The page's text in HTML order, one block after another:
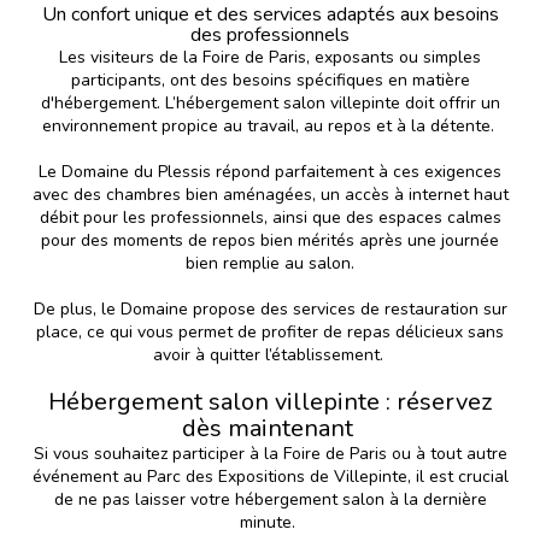
Un confort unique et des services adaptés aux besoins
des professionnels
Les visiteurs de la Foire de Paris, exposants ou simples
participants, ont des besoins spécifiques en matière
d'hébergement. L’hébergement salon villepinte doit offrir un
environnement propice au travail, au repos et à la détente.
Le Domaine du Plessis répond parfaitement à ces exigences
avec des chambres bien aménagées, un accès à internet haut
débit pour les professionnels, ainsi que des espaces calmes
pour des moments de repos bien mérités après une journée
bien remplie au salon.
De plus, le Domaine propose des services de restauration sur
place, ce qui vous permet de profiter de repas délicieux sans
avoir à quitter l’établissement.
Hébergement salon villepinte : réservez
dès maintenant
Si vous souhaitez participer à la Foire de Paris ou à tout autre
événement au Parc des Expositions de Villepinte, il est crucial
de ne pas laisser votre hébergement salon à la dernière
minute.